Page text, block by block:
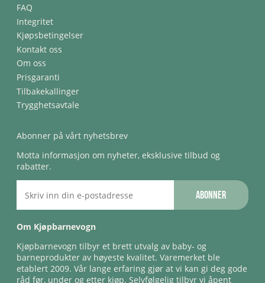
FAQ
Integritet
Kjøpsbetingelser
Kontakt oss
Om oss
Prisgaranti
Tilbakekallinger
Trygghetsavtale
Abonner på vårt nyhetsbrev
Motta informasjon om nyheter, eksklusive tilbud og
rabatter.
Abonner
Om Kjøpbarnevogn
Kjøpbarnevogn tilbyr et brett utvalg av baby- og
barneprodukter av høyeste kvalitet. Varemerket ble
etablert 2009. Vår lange erfaring gjør at vi kan gi deg gode
råd før, under og etter kjøp. Selvfølgelig tilbyr vi åpent